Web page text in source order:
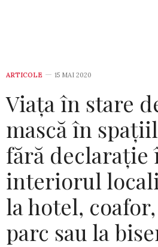
ARTICOLE 15 MAI 2020
Viața în stare
mască în
fără declarație
interiorul
la hotel,
parc sau la